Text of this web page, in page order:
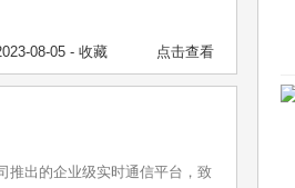
08-05 - 收藏 点击查看
推出的企业级实时通信平台，致